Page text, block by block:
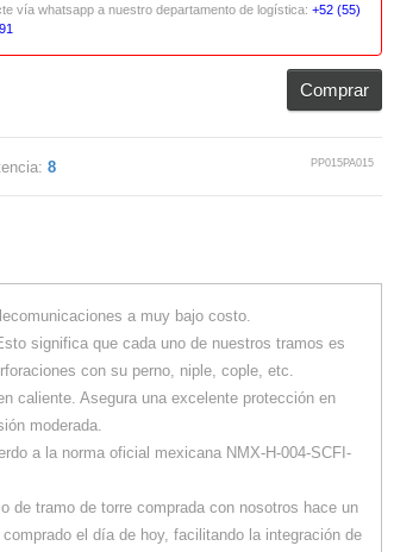
vía whatsapp a nuestro departamento de logística: +52 (55)
Comprar
8 PP015PA015
a muy bajo costo.
significa que cada uno de nuestros tramos es
con su perno, niple, cople, etc.
caliente. Asegura una excelente protección en
moderada.
a la norma oficial mexicana NMX-H-004-SCFI-
de tramo de torre comprada con nosotros hace un
el día de hoy, facilitando la integración de